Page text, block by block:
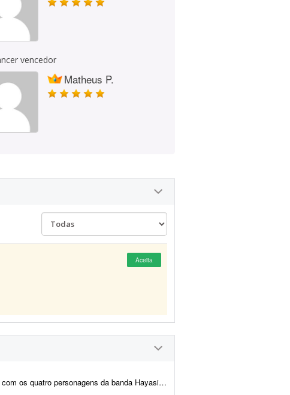
vencedor
Matheus P.
Aceita
A cena de referência está em anexo. Minha ideia é que os personage...